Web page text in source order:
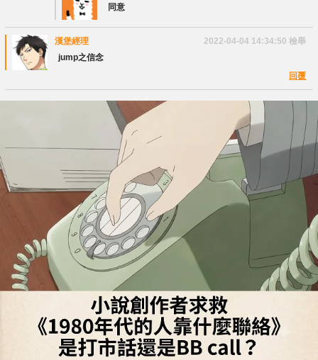
同意
漢堡經理 2022-04-04 14:34:50 檢舉
jump之信念
回覆